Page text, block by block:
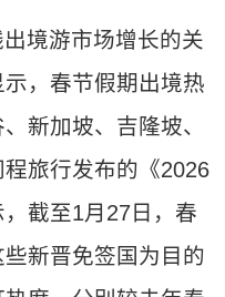
境游市场增长的关
，春节假期出境热
新加坡、吉隆坡、
旅行发布的《2026
截至1月27日，春
新晋免签国为目的